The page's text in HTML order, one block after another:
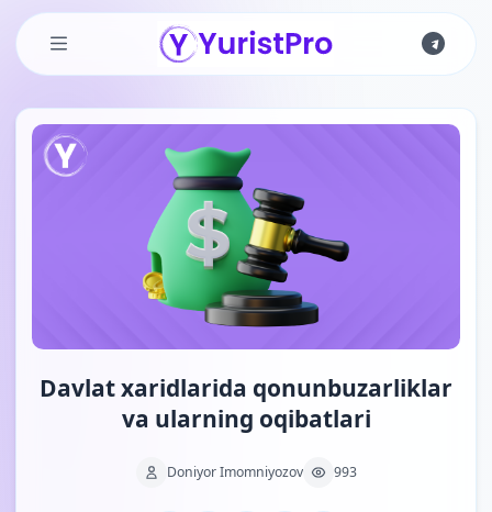
Skip to main content
Davlat xaridlarida qonunbuzarliklar
va ularning oqibatlari
Doniyor Imomniyozov 993